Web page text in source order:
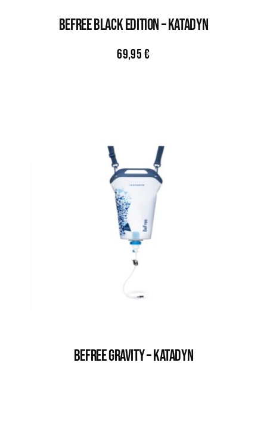
BEFREE BLACK EDITION – KATADYN
69,95€
BEFREE GRAVITY – KATADYN